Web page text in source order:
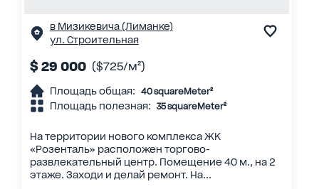
в Мизикевича (Лиманке)
ул. Строительная
$ 29 000 ($725/м²)
Площадь общая: 40 squareMeter²
Площадь полезная: 35 squareMeter²
На территории нового комплекса ЖК
«Розенталь» расположен торгово-
развлекательный центр. Помещение 40 м., на 2
этаже. Заходи и делай ремонт. На...